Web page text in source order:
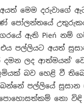
මෙම දරුවාගේ
පෝලන්තයේ
ඇති Pień නම්
පල්ලියට අයත්
දමන ලද ආත්මයන්’
බව හෙළි වී
පල්ලියේ සුසාන
නො විඳි